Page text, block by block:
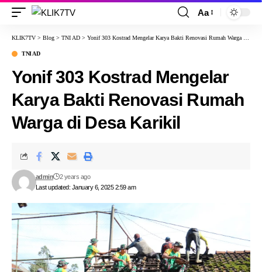
Aa
KLIK7TV > Blog > TNI AD > Yonif 303 Kostrad Mengelar Karya Bakti Renovasi Rumah Warga di Desa Karikil
TNI AD
Yonif 303 Kostrad Mengelar
Karya Bakti Renovasi Rumah
Warga di Desa Karikil
Last updated: January 6, 2025 2:59 am
admin 2 years ago